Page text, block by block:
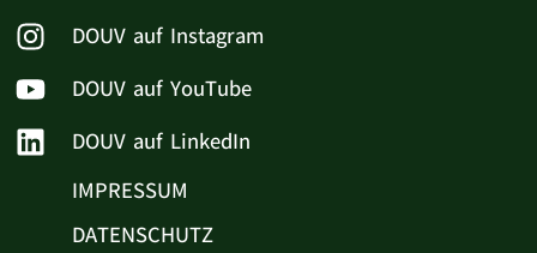
DOUV auf Instagram
DOUV auf YouTube
DOUV auf LinkedIn
IMPRESSUM
DATENSCHUTZ